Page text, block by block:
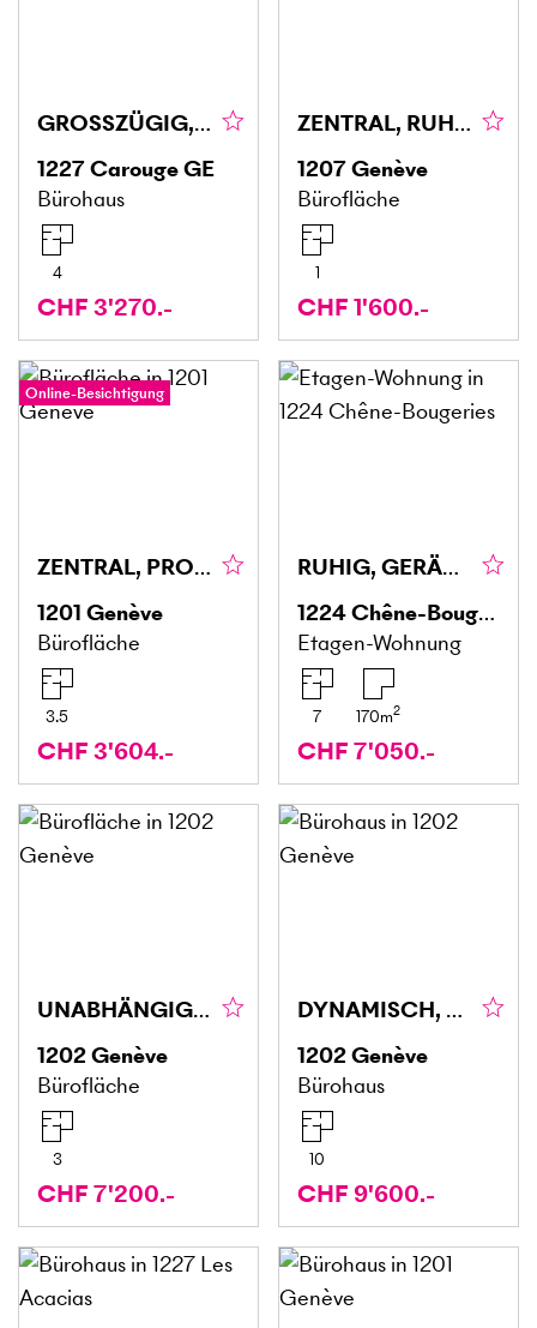
GROSSZÜGIG, FLEXIBEL & IDEAL
1227Carouge GE
Bürohaus
4
CHF 3'270.-
ZENTRAL, RUHIG UND FUNKTIONAL
1207Genève
Bürofläche
1
CHF 1'600.-
Online-Besichtigung
ZENTRAL, PROFESSIONELL & KOMFORTABEL
1201 Genève
Bürofläche
3.5
CHF 3'604.-
RUHIG, GERÄUMIG & MÖBLIERT
1224Chêne-Bougeries
Etagen-Wohnung
7 170m2
CHF 7'050.-
UNABHÄNGIG, RUHIG & ZENTRAL
1202Genève
Bürofläche
3
CHF 7'200.-
DYNAMISCH, MODERN UND ZENTRAL GELEGEN
1202Genève
Bürohaus
10
CHF 9'600.-